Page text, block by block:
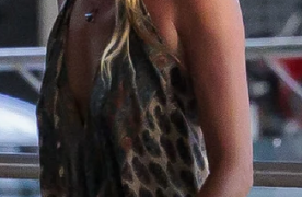
8 de agosto,Jaume
. El conocidocantautor